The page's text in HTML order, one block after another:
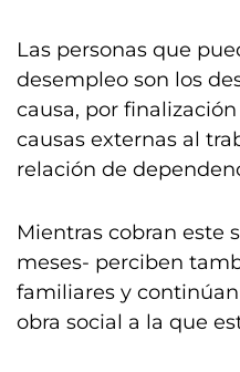
Las personas que
desempleo son los
causa, por
causas externas al
relación de
Mientras cobran este
meses- perciben
familiares y
obra social a la que